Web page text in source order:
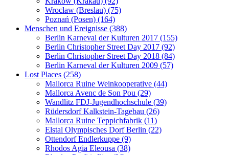
Wrocław (Breslau) (75)
Poznań (Posen) (164)
Menschen und Ereignisse (388)
Berlin Karneval der Kulturen 2017 (155)
Berlin Christopher Street Day 2017 (92)
Berlin Christopher Street Day 2018 (84)
Berlin Karneval der Kulturen 2009 (57)
Lost Places (258)
Mallorca Ruine Weinkooperative (44)
Mallorca Avenc de Son Pou (29)
Wandlitz FDJ-Jugendhochschule (39)
Rüdersdorf Kalkstein-Tagebau (26)
Mallorca Ruine Teppichfabrik (11)
Elstal Olympisches Dorf Berlin (22)
Ottendorf Endlerkuppe (9)
Rhodos Agia Eleousa (38)